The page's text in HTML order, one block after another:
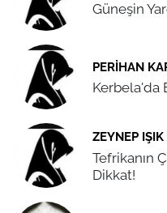
Güneşin
PERIHAN
Kerbela'da
ZEYNEP IŞIK
Tefrikanın
Dikkat!